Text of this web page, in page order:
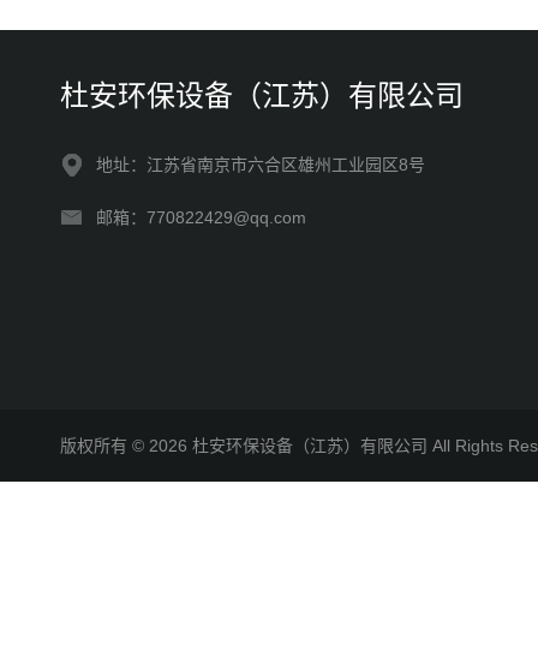
杜安环保设备（江苏）有限公司
地址：江苏省南京市六合区雄州工业园区8号
邮箱：770822429@qq.com
版权所有 © 2026 杜安环保设备（江苏）有限公司 All Rights